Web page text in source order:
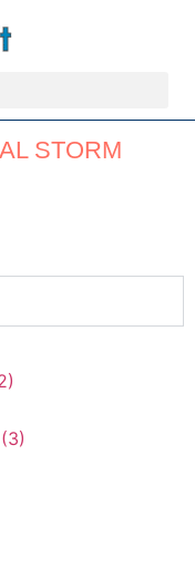
STORM